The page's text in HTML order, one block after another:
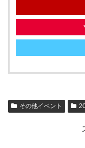
その他イベント